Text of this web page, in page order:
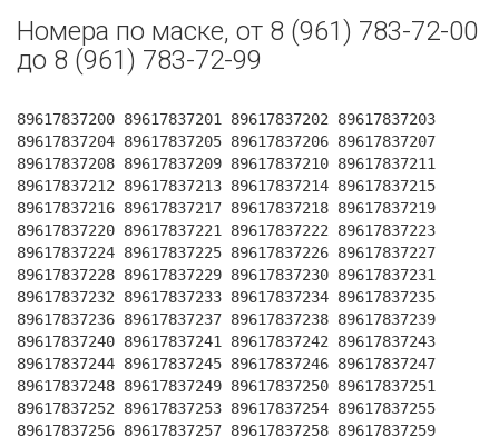
Номера по маске, от 8 (961) 783-72-00
до 8 (961) 783-72-99
89617837200 89617837201 89617837202 89617837203
89617837204 89617837205 89617837206 89617837207
89617837208 89617837209 89617837210 89617837211
89617837212 89617837213 89617837214 89617837215
89617837216 89617837217 89617837218 89617837219
89617837220 89617837221 89617837222 89617837223
89617837224 89617837225 89617837226 89617837227
89617837228 89617837229 89617837230 89617837231
89617837232 89617837233 89617837234 89617837235
89617837236 89617837237 89617837238 89617837239
89617837240 89617837241 89617837242 89617837243
89617837244 89617837245 89617837246 89617837247
89617837248 89617837249 89617837250 89617837251
89617837252 89617837253 89617837254 89617837255
89617837256 89617837257 89617837258 89617837259